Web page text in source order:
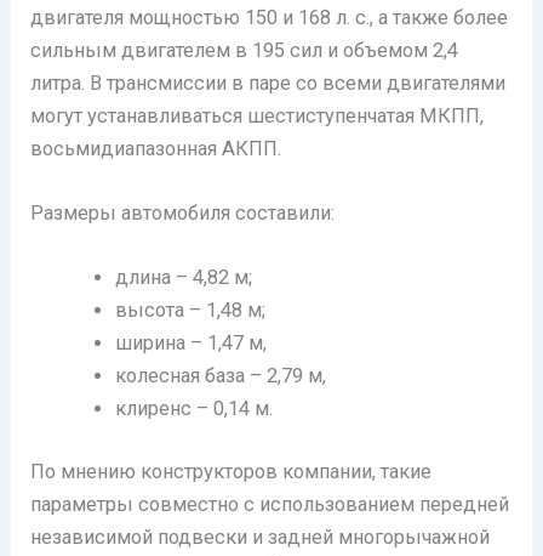
двигателя мощностью 150 и 168 л. с., а также более
сильным двигателем в 195 сил и объемом 2,4
литра. В трансмиссии в паре со всеми двигателями
могут устанавливаться шестиступенчатая МКПП,
восьмидиапазонная АКПП.
Размеры автомобиля составили:
длина – 4,82 м;
высота – 1,48 м;
ширина – 1,47 м,
колесная база – 2,79 м,
клиренс – 0,14 м.
По мнению конструкторов компании, такие
параметры совместно с использованием передней
независимой подвески и задней многорычажной